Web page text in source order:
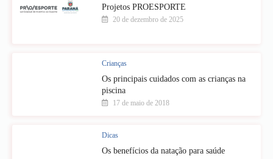
Projetos PROESPORTE
20 de dezembro de 2025
Crianças
Os principais cuidados com as crianças na
piscina
17 de maio de 2018
Dicas
Os benefícios da natação para saúde